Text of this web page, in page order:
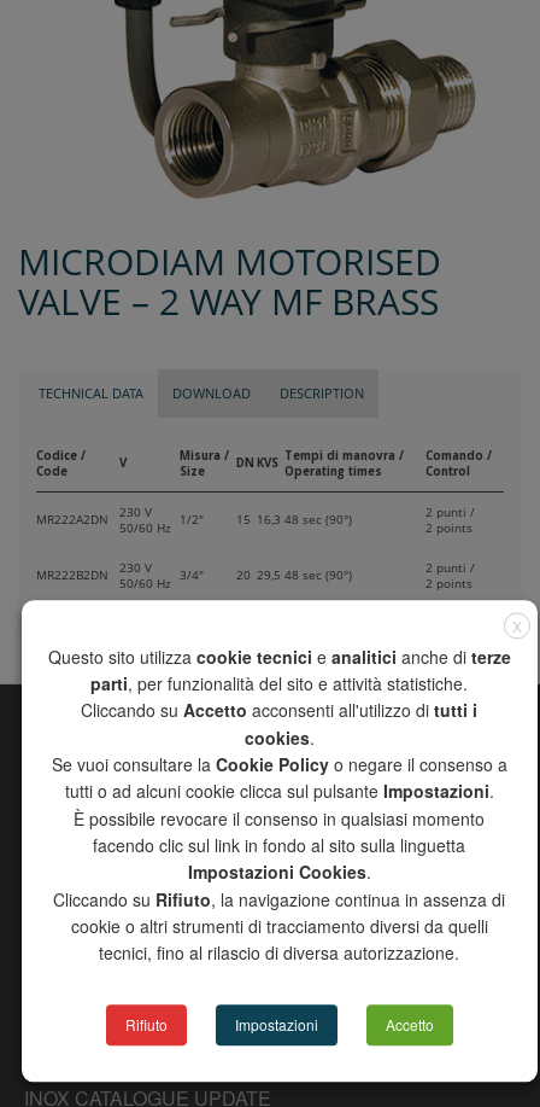
MICRODIAM MOTORISED
VALVE – 2 WAY MF BRASS
TECHNICAL DATA DOWNLOAD DESCRIPTION
Codice /
Code
V
Misura /
Size
DN KVS Tempi di manovra /
Operating times
Comando /
Control
MR222A2DN
230 V
50/60 Hz
1/2" 15 16,3 48 sec (90°)
2 punti /
2 points
MR222B2DN
230 V
50/60 Hz
3/4" 20 29,5 48 sec (90°)
2 punti /
2 points
SITE MAP
CHANNEL
COMPANY
PRODUCTS
DOWNLOAD
NEWS
CONTACTS
PRODUCTS CATALOG
GENERAL CATALOGUE
INOX CATALOGUE UPDATE
X
Questo sito utilizza cookie tecnici e analitici anche di terze
parti, per funzionalità del sito e attività statistiche.
Cliccando su Accetto acconsenti all'utilizzo di tutti i
cookies.
Se vuoi consultare la Cookie Policyo negare il consenso a
tutti o ad alcuni cookie clicca sul pulsante Impostazioni.
È possibile revocare il consenso in qualsiasi momento
facendo clic sul link in fondo al sito sulla linguetta
Impostazioni Cookies.
Cliccando su Rifiuto, la navigazione continua in assenza di
cookie o altri strumenti di tracciamento diversi da quelli
tecnici, fino al rilascio di diversa autorizzazione.
Rifiuto Impostazioni Accetto